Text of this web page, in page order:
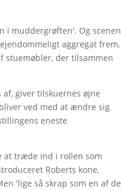
i muddergrøften'. Og scenen
aggregat frem,
stuemøbler, der tilsammen
giver tilskuernes øjne
ved med at ændre sig
eneste
at træde ind i rollen som
Roberts kone,
'lige så skrap som en af de